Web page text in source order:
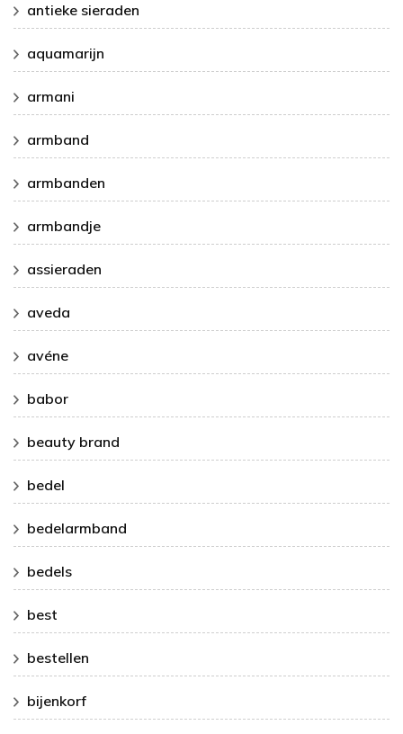
antieke sieraden
aquamarijn
armani
armband
armbanden
armbandje
assieraden
aveda
avéne
babor
beauty brand
bedel
bedelarmband
bedels
best
bestellen
bijenkorf